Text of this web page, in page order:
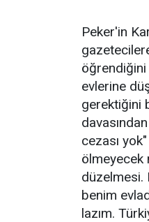
Peker'in
öğrendiğini
evlerine
gerektiğini
cezası
ölmeyecek
düzelmesi.
benim
lazım.